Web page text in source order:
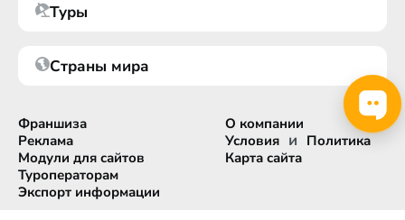
Туры
Страны мира
Франшиза
Реклама
Модули для сайтов
Туроператорам
Экспорт информации
О компании
Условия и Политика
Карта сайта